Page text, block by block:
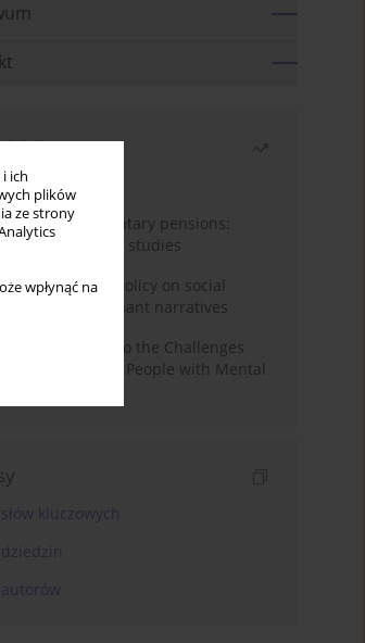
ich
plików
ze strony
wpłynąć na
czytane
Rok
in voluntary pensions:
OECD case studies
climate policy on social
platforms: Dominant narratives
Insights into the Challenges
of Homeless People with Mental
kluczowych
autorów